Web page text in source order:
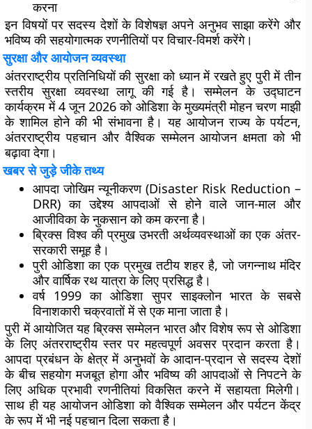
करना
इन विषयों पर सदस्य देशों के विशेषज्ञ अपने अनुभव साझा करेंगे और
भविष्य की सहयोगात्मक रणनीतियों पर विचार-विमर्श करेंगे।
सुरक्षा और आयोजन व्यवस्था
अंतरराष्ट्रीय प्रतिनिधियों की सुरक्षा को ध्यान में रखते हुए पुरी में तीन
स्तरीय सुरक्षा व्यवस्था लागू की गई है। सम्मेलन के उद्घाटन
कार्यक्रम में 4 जून 2026 को ओडिशा के मुख्यमंत्री मोहन चरण माझी
के शामिल होने की भी संभावना है। यह आयोजन राज्य के पर्यटन,
अंतरराष्ट्रीय पहचान और वैश्विक सम्मेलन आयोजन क्षमता को भी
बढ़ावा देगा।
खबर से जुड़े जीके तथ्य
आपदा जोखिम न्यूनीकरण (Disaster Risk Reduction –
DRR) का उद्देश्य आपदाओं से होने वाले जान-माल और
आजीविका के नुकसान को कम करना है।
ब्रिक्स विश्व की प्रमुख उभरती अर्थव्यवस्थाओं का एक अंतर-
सरकारी समूह है।
पुरी ओडिशा का एक प्रमुख तटीय शहर है, जो जगन्नाथ मंदिर
और वार्षिक रथ यात्रा के लिए प्रसिद्ध है।
वर्ष 1999 का ओडिशा सुपर साइक्लोन भारत के सबसे
विनाशकारी चक्रवातों में से एक माना जाता है।
पुरी में आयोजित यह ब्रिक्स सम्मेलन भारत और विशेष रूप से ओडिशा
के लिए अंतरराष्ट्रीय स्तर पर महत्वपूर्ण अवसर प्रदान करता है।
आपदा प्रबंधन के क्षेत्र में अनुभवों के आदान-प्रदान से सदस्य देशों
के बीच सहयोग मजबूत होगा और भविष्य की आपदाओं से निपटने के
लिए अधिक प्रभावी रणनीतियां विकसित करने में सहायता मिलेगी।
साथ ही यह आयोजन ओडिशा को वैश्विक सम्मेलन और पर्यटन केंद्र
के रूप में भी नई पहचान दिला सकता है।